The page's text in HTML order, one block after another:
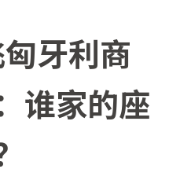
牙利商
谁家的座